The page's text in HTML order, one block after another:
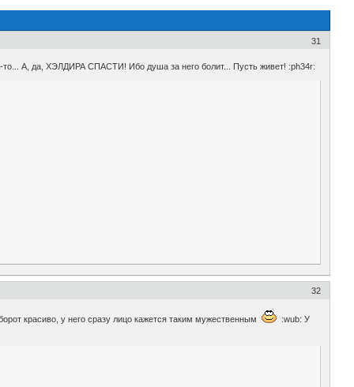
31
то... А, да, ХЭЛДИРА СПАСТИ! Ибо душа за него болит... Пусть живет! :ph34r:
32
красиво, у него сразу лицо кажется таким мужественным
:wub: У